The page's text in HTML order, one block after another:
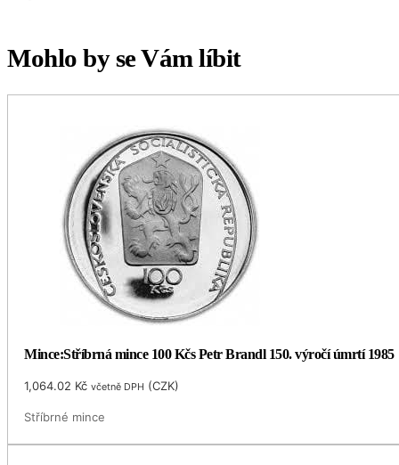
Mohlo by se Vám líbit
Mince:Stříbrná mince 100 Kčs Petr Brandl 150. výročí úmrtí 1985
1,064.02 Kč včetně DPH (CZK)
Stříbrné mince